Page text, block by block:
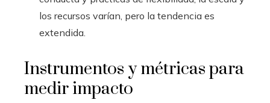
los recursos varían, pero la tendencia es
extendida.
Instrumentos y métricas para
medir impacto